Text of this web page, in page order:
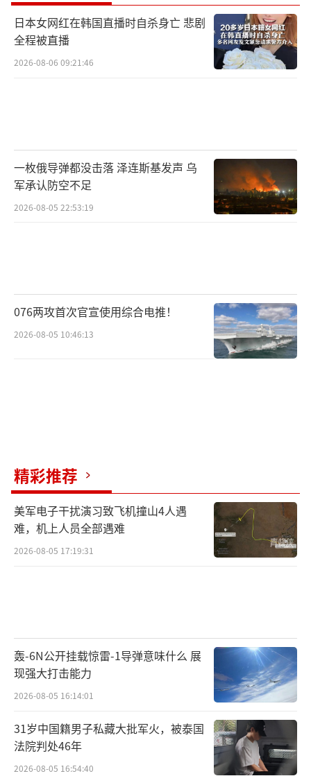
日本女网红在韩国直播时自杀身亡 悲剧
全程被直播
2026-08-06 09:21:46
一枚俄导弹都没击落 泽连斯基发声 乌
军承认防空不足
2026-08-05 22:53:19
076两攻首次官宣使用综合电推！
2026-08-05 10:46:13
精彩推荐
美军电子干扰演习致飞机撞山4人遇
难，机上人员全部遇难
2026-08-05 17:19:31
轰-6N公开挂载惊雷-1导弹意味什么 展
现强大打击能力
2026-08-05 16:14:01
31岁中国籍男子私藏大批军火，被泰国
法院判处46年
2026-08-05 16:54:40